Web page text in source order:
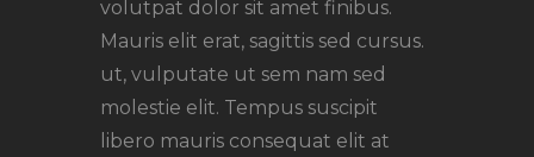
volutpat dolor sit amet finibus.
Mauris elit erat, sagittis sed cursus.
ut, vulputate ut sem nam sed
molestie elit. Tempus suscipit
libero mauris consequat elit at